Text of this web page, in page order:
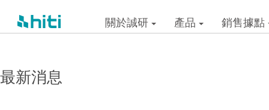
關於誠研 產品 銷售據點
最新消息